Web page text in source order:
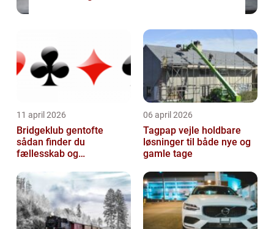
11 april 2026
Bridgeklub gentofte
sådan finder du
fællesskab og
06 april 2026
Tagpap vejle holdbare
løsninger til både nye og
gamle tage